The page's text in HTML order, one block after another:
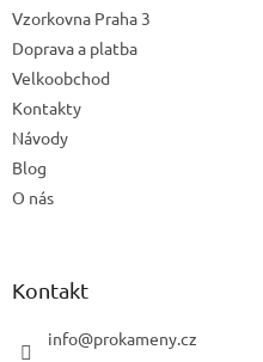
Vzorkovna Praha 3
Doprava a platba
Velkoobchod
Kontakty
Návody
Blog
O nás
Kontakt
info@prokameny.cz